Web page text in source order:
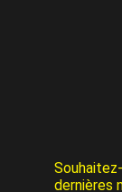
dernières